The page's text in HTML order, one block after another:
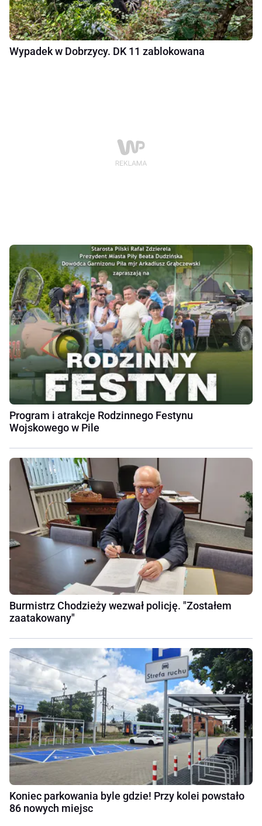
Wypadek w Dobrzycy. DK 11 zablokowana
Program i atrakcje Rodzinnego Festynu
Wojskowego w Pile
Burmistrz Chodzieży wezwał policję. "Zostałem
zaatakowany"
Koniec parkowania byle gdzie! Przy kolei powstało
86 nowych miejsc